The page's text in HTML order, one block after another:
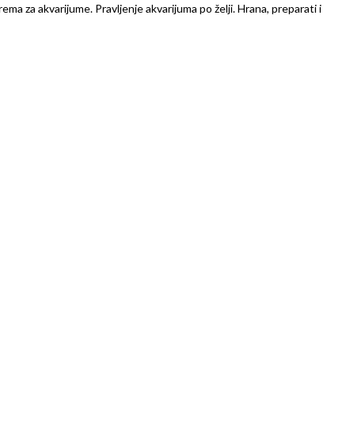
za akvarijume. Pravljenje akvarijuma po želji. Hrana, preparati i